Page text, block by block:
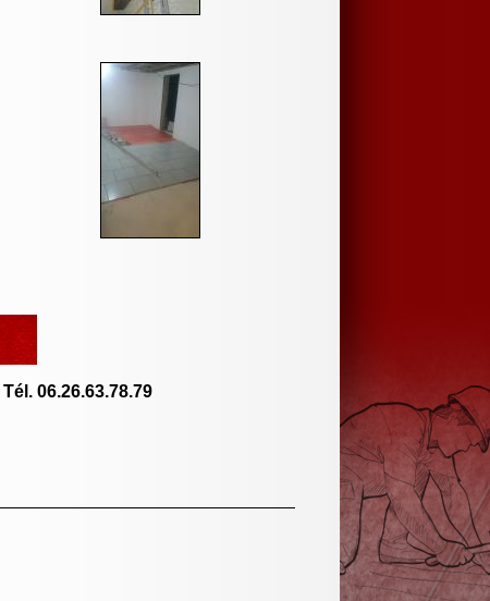
Tél. 06.26.63.78.79